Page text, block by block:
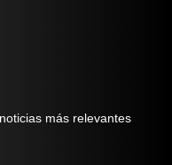
más relevantes